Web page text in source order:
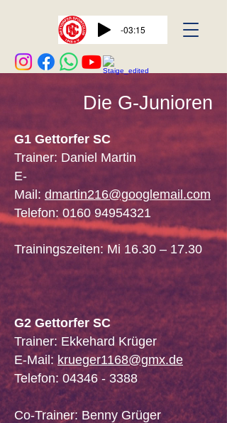
-03:15
Die G-Junioren
G1 Gettorfer SC
Trainer: Daniel Martin
E-
Mail: dmartin216@googlemail.com
Telefon: 0160 94954321
Trainingszeiten: Mi 16.30 – 17.30
G2 Gettorfer SC
Trainer: Ekkehard Krüger
E-Mail:krueger1168@gmx.de
Telefon: 04346 - 3388
Co-Trainer: Benny Grüger